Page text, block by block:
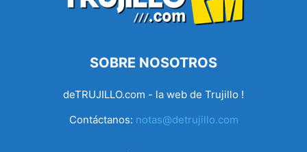
SOBRE NOSOTROS
deTRUJILLO.com - la web de Trujillo !
Contáctanos: notas@detrujillo.com